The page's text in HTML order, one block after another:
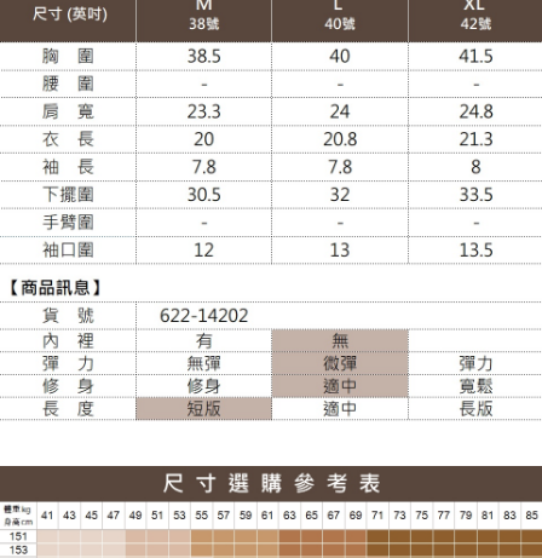
每筆NT$100，滿NT$988(含以上)免運費
付款後7-11取貨
每筆NT$100，滿NT$988(含以上)免運費
大嘴鳥宅配通
每筆NT$100，滿NT$988(含以上)免運費
貨到付款
每筆NT$120